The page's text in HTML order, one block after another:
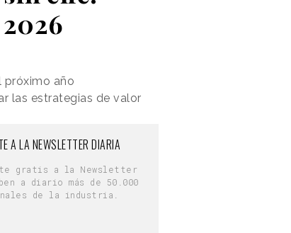
próximo año
las estrategias de valor
A LA NEWSLETTER DIARIA
gratis a la Newsletter
a diario más de 50.000
de la industria.